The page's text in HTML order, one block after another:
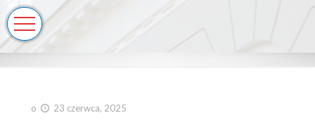
o 23 czerwca, 2025